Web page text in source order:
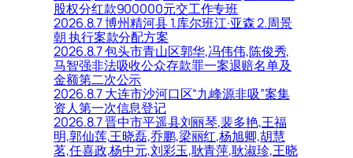
股权分红款900000元交工作专班
2026.8.7 博州精河县 1.库尔班江·亚森 2.周景
朝 执行案款分配方案
2026.8.7 包头市青山区郭华,冯伟伟,陈俊秀,
马智强非法吸收公众存款罪一案退赔名单及
金额第二次公示
2026.8.7 大连市沙河口区“九峰源非吸”案集
资人第一次信息登记
2026.8.7 晋中市平遥县刘丽琴,裴多艳,王福
明,郭仙莲,王晓磊,乔鹏,梁丽红,杨旭卿,胡慧
茗,任喜政,杨中元,刘彩玉,耿青萍,耿淑珍,王晓